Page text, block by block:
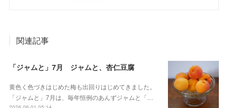
関連記事
「ジャムと」7月 ジャムと、杏仁豆腐
黄色く色づきはじめた梅も出回りはじめてきました。
「ジャムと」7月は、毎年恒例のあんずジャムと「…